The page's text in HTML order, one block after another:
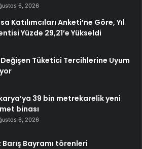
6, 2026
Katılımcıları Anketi’ne Göre, Yıl
Yüzde 29,21’e Yükseldi
Tüketici Tercihlerine Uyum
39 bin metrekarelik yeni
binası
6, 2026
Barış Bayramı törenleri